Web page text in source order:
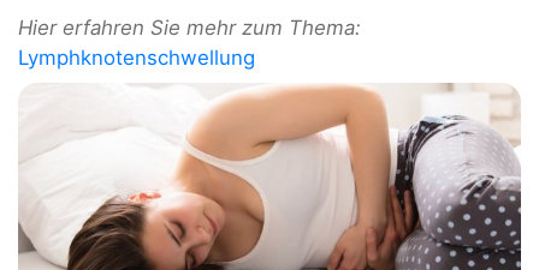
Hier erfahren Sie mehr zum Thema:
Lymphknotenschwellung